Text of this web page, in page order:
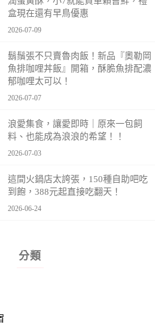
盒現在還有早鳥優惠
2026-07-09
鬍鬚張不只賣魯肉飯！新品『奧勒岡
魚排咖哩丼飯』開箱，酥脆魚排配濃
郁咖哩太可以！
2026-07-07
浪愛集食，讓愛即時｜原來一包飼
料、也能成為浪浪的希望！！
2026-07-03
這間火鍋店太誇張，150種自助吧吃
到飽，388元起直接吃翻天！
2026-06-24
分類